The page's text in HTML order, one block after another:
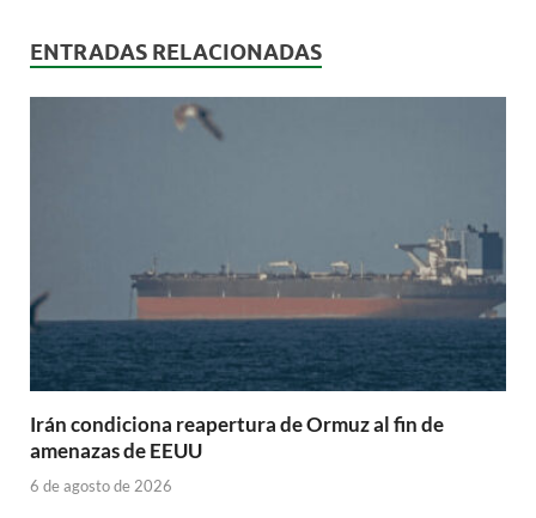
ENTRADAS RELACIONADAS
Irán condiciona reapertura de Ormuz al fin de
amenazas de EEUU
6 de agosto de 2026